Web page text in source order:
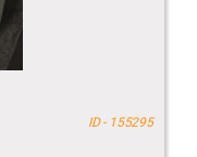
ID - 155295